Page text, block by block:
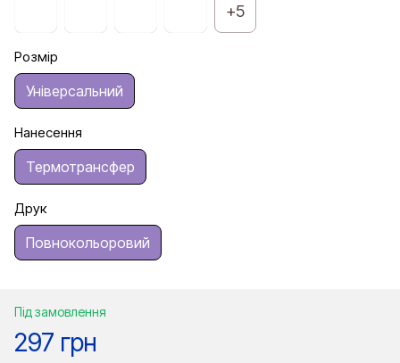
+5
Розмір
Універсальний
Нанесення
Термотрансфер
Друк
Повнокольоровий
Під замовлення
297 грн